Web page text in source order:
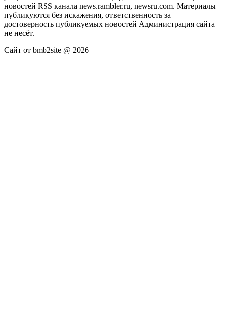
новостей RSS канала news.rambler.ru, newsru.com. Материалы
публикуются без искажения, ответственность за
достоверность публикуемых новостей Администрация сайта
не несёт.
Сайт от bmb2site @ 2026